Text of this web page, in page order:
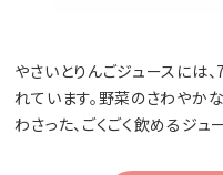
やさいとりんごジュースには
れています。野菜のさわやか
わさった、ごくごく飲めるジュ